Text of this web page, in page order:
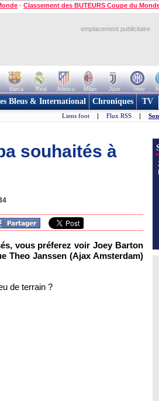
- Classement des BUTEURS Coupe du
emplacement publicitaire
Barca Real Atletico Milan Juve Inter
Bleus & International Chroniques TV
Liens foot | Flux RSS |
souhaités à
vous préferez voir Joey Barton
Theo Janssen (Ajax Amsterdam)
de terrain ?